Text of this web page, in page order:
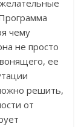
чему
не просто
ее
решить,
от